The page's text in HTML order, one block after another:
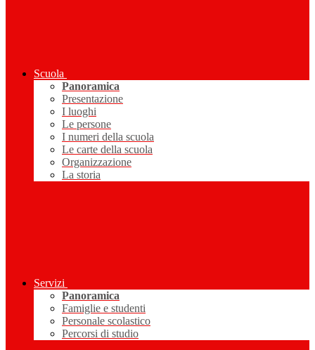
Scuola
Panoramica
Presentazione
I luoghi
Le persone
I numeri della scuola
Le carte della scuola
Organizzazione
La storia
Servizi
Panoramica
Famiglie e studenti
Personale scolastico
Percorsi di studio